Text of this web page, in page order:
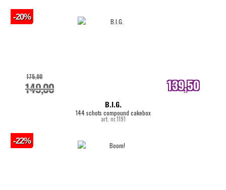
B.I.G.
144 schots compound cakebox
art. nr.1191
149,00
175,00 139,50
internetprijs
-20%
-22%